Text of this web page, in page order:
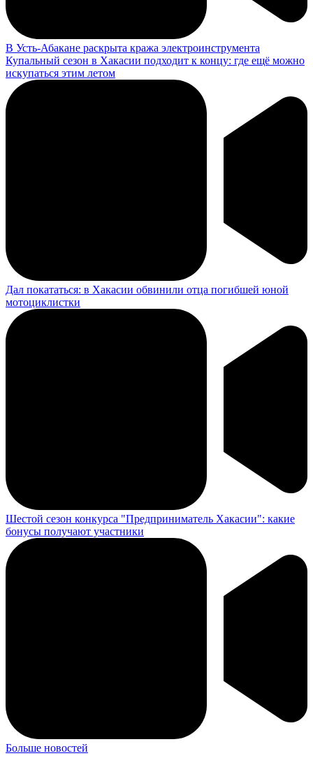
В Усть-Абакане раскрыта кража электроинструмента
Купальный сезон в Хакасии подходит к концу: где ещё можно
искупаться этим летом
Дал покататься: в Хакасии обвинили отца погибшей юной
мотоциклистки
Шестой сезон конкурса "Предприниматель Хакасии": какие
бонусы получают участники
Больше новостей